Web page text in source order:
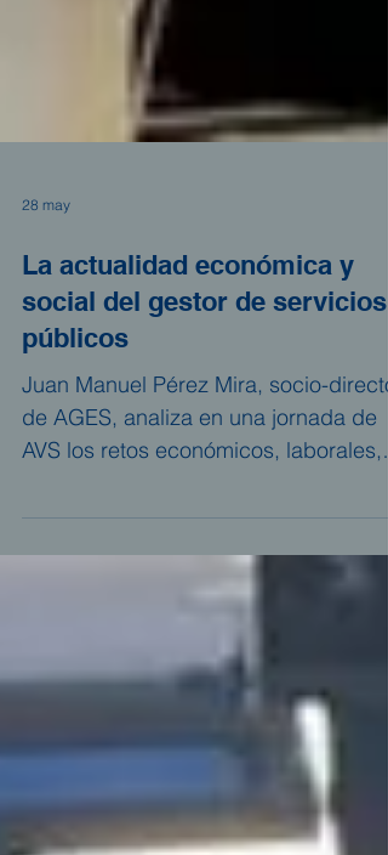
28 may
La actualidad económica y
social del gestor de servicios
públicos
de AGES, analiza en una jornada de
AVS los retos económicos, laborales,
fiscales y contables de la gestión de